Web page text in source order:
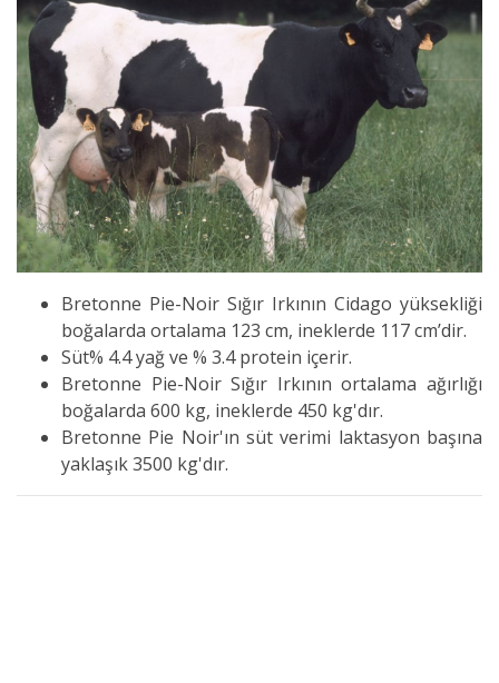
Bretonne Pie-Noir Sığır Irkının Cidago yüksekliği
boğalarda ortalama 123 cm, ineklerde 117 cm’dir.
Süt% 4.4 yağ ve % 3.4 protein içerir.
Bretonne Pie-Noir Sığır Irkının ortalama ağırlığı
boğalarda 600 kg, ineklerde 450 kg'dır.
Bretonne Pie Noir'ın süt verimi laktasyon başına
yaklaşık 3500 kg'dır.